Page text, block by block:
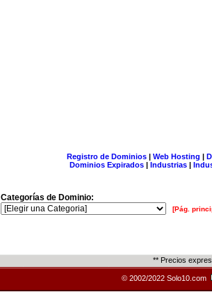
Registro de Dominios| Web Hosting |
Dominios Expirados | Industrias |
Categorías de Dominio:
[Pág.
** Precios
© 2002/2022 Solo10.com